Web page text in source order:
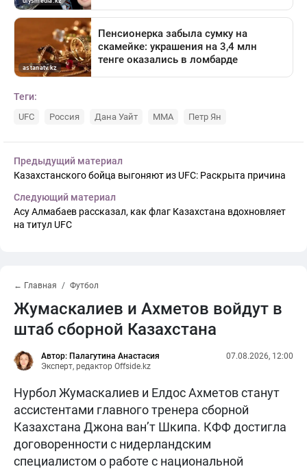
Теги:
UFC Россия Дана Уайт ММА Петр Ян
Предыдущий материал
Казахстанского бойца выгоняют из UFC: Раскрыта причина
Следующий материал
Асу Алмабаев рассказал, как флаг Казахстана вдохновляет
на титул UFC
← Главная Футбол
Жумаскалиев и Ахметов войдут в
штаб сборной Казахстана
Автор: Палагутина Анастасия
Эксперт, редактор Offside.kz
07.08.2026, 12:00
Нурбол Жумаскалиев и Елдос Ахметов станут
ассистентами главного тренера сборной
Казахстана Джона ван’т Шкипа. КФФ достигла
договоренности с нидерландским
специалистом о работе с национальной